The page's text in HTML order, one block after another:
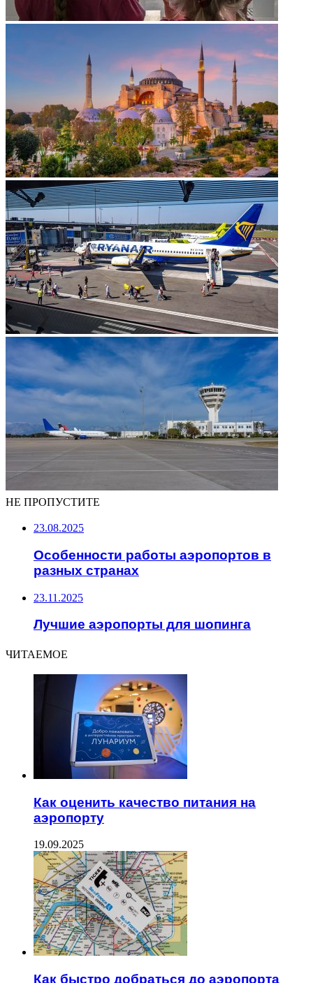
НЕ ПРОПУСТИТЕ
23.08.2025
Особенности работы аэропортов в
разных странах
23.11.2025
Лучшие аэропорты для шопинга
ЧИТАЕМОЕ
Как оценить качество питания на
аэропорту
19.09.2025
Как быстро добраться до аэропорта